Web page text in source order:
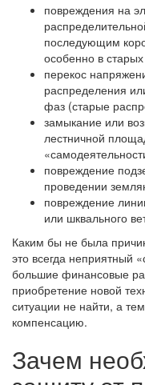
повреждения на
последующим
особенно в
перекос
распределения
фаз (старые
замыкание или
лестничной
повреждение
проведении
повреждение
или шквального
Каким бы не была
это всегда неприятный
большие финансовые
приобретение новой
ситуации не найти, а
компенсацию.
Зачем